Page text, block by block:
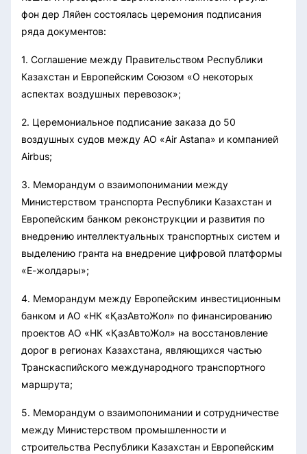
фон дер Ляйен состоялась церемония подписания
ряда документов:
1. Соглашение между Правительством Республики
Казахстан и Европейским Союзом «О некоторых
аспектах воздушных перевозок»;
2. Церемониальное подписание заказа до 50
воздушных судов между АО «Air Astana» и компанией
Airbus;
3. Меморандум о взаимопонимании между
Министерством транспорта Республики Казахстан и
Европейским банком реконструкции и развития по
внедрению интеллектуальных транспортных систем и
выделению гранта на внедрение цифровой платформы
«Е-жолдары»;
4. Меморандум между Европейским инвестиционным
банком и АО «НК «ҚазАвтоЖол» по финансированию
проектов АО «НК «ҚазАвтоЖол» на восстановление
дорог в регионах Казахстана, являющихся частью
Транскаспийского международного транспортного
маршрута;
5. Меморандум о взаимопонимании и сотрудничестве
между Министерством промышленности и
строительства Республики Казахстан и Европейским